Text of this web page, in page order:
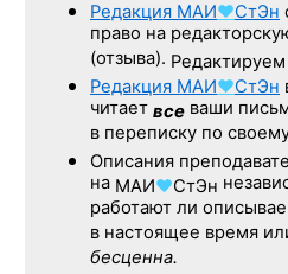
Редакция МАИ♥СтЭн
право на
(отзыва).
Редакция МАИ♥СтЭн
читает все ваши
в переписку по
Описания
на МАИ♥СтЭн
работают ли
в настоящее время
бесценна.